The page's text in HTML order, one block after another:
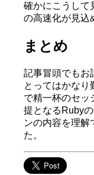
確かにこうして
の高速化が見込
まとめ
記事冒頭でもお
とってはかなり
で精一杯のセッ
提となるRuby
ンの内容を理解
た。